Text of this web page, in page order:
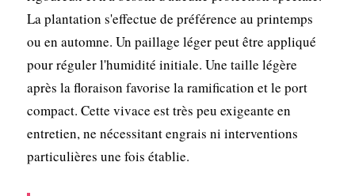
La plantation s'effectue de préférence au printemps
ou en automne. Un paillage léger peut être appliqué
pour réguler l'humidité initiale. Une taille légère
après la floraison favorise la ramification et le port
compact. Cette vivace est très peu exigeante en
entretien, ne nécessitant engrais ni interventions
particulières une fois établie.